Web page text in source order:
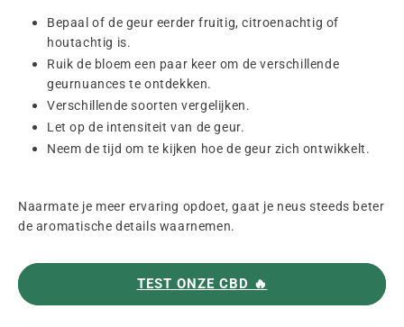
Bepaal of de geur eerder fruitig, citroenachtig of
houtachtig is.
Ruik de bloem een paar keer om de verschillende
geurnuances te ontdekken.
Verschillende soorten vergelijken.
Let op de intensiteit van de geur.
Neem de tijd om te kijken hoe de geur zich ontwikkelt.
Naarmate je meer ervaring opdoet, gaat je neus steeds beter
de aromatische details waarnemen.
TEST ONZE CBD 🔥